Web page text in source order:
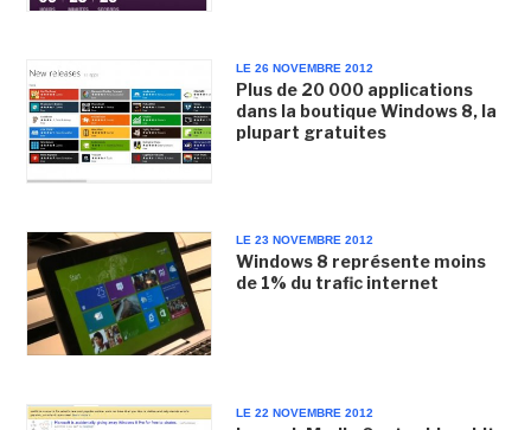
LE 26 NOVEMBRE 2012
Plus de 20 000 applications
dans la boutique Windows 8, la
plupart gratuites
LE 23 NOVEMBRE 2012
Windows 8 représente moins
de 1% du trafic internet
LE 22 NOVEMBRE 2012